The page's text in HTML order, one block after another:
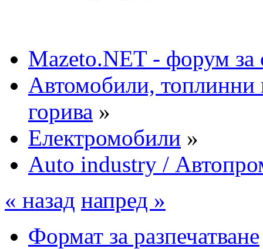
Mazeto.NET - форум за
Автомобили,
горива »
Електромобили »
Auto industry /
« назад напред »
Формат за разпечатване